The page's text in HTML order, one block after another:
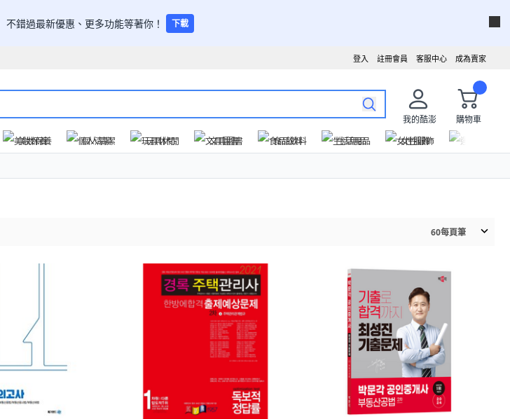
不錯過最新優惠、更多功能等著你！ 下載
成為賣家
客服中心
註冊會員
登入
我的酷澎
購物車
美妝保養 個人清潔 玩具休閒 文具圖書 食品飲料 生活用品 女性服飾
60每頁筆